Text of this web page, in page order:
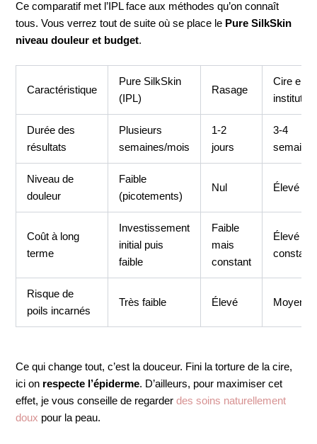
Ce comparatif met l’IPL face aux méthodes qu’on connaît
tous. Vous verrez tout de suite où se place le Pure SilkSkin
niveau douleur et budget.
Caractéristique
Pure SilkSkin
(IPL)
Rasage
Cire en
institut
Durée des
résultats
Plusieurs
semaines/mois
1-2
jours
3-4
Niveau de
douleur
Faible
(picotements)
Nul Élevé
Coût à long
terme
Investissement
initial puis
faible
Faible
mais
constant
Élevé et
constant
Risque de
poils incarnés
Très faible Élevé Moyen
Ce qui change tout, c’est la douceur. Fini la torture de la cire,
ici on respecte l’épiderme. D’ailleurs, pour maximiser cet
effet, je vous conseille de regarderdes soins naturellement
doux pour la peau.